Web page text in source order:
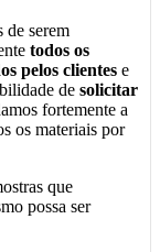
de serem
todos os
pelos clientes e
de solicitar
fortemente a
os materiais por
que
possa ser